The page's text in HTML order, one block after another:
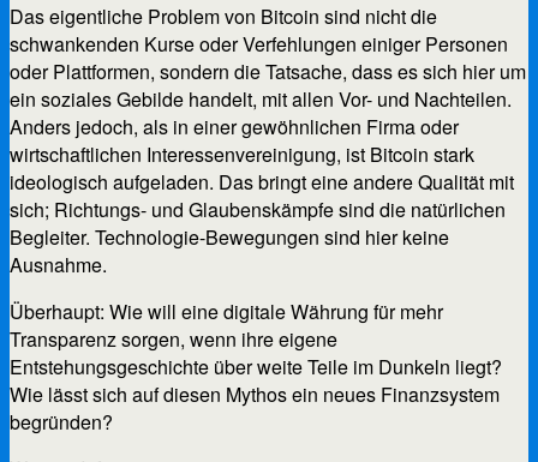
Das eigentliche Problem von Bitcoin sind nicht die
schwankenden Kurse oder Verfehlungen einiger Personen
oder Plattformen, sondern die Tatsache, dass es sich hier um
ein soziales Gebilde handelt, mit allen Vor- und Nachteilen.
Anders jedoch, als in einer gewöhnlichen Firma oder
wirtschaftlichen Interessenvereinigung, ist Bitcoin stark
ideologisch aufgeladen. Das bringt eine andere Qualität mit
sich; Richtungs- und Glaubenskämpfe sind die natürlichen
Begleiter. Technologie-Bewegungen sind hier keine
Ausnahme.
Überhaupt: Wie will eine digitale Währung für mehr
Transparenz sorgen, wenn ihre eigene
Entstehungsgeschichte über weite Teile im Dunkeln liegt?
Wie lässt sich auf diesen Mythos ein neues Finanzsystem
begründen?